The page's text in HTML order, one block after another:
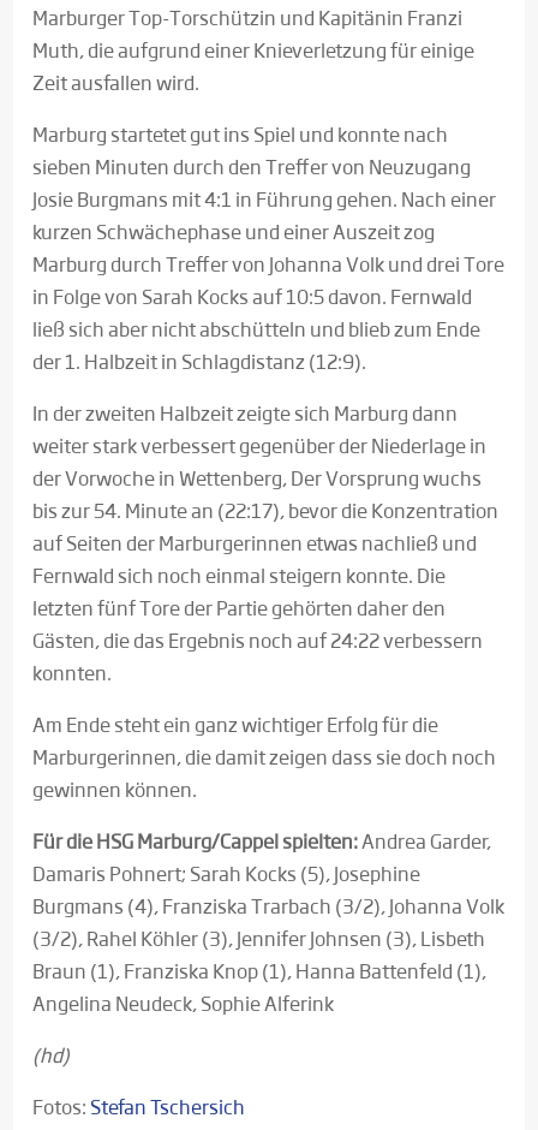
Marburger Top-Torschützin und Kapitänin Franzi
Muth, die aufgrund einer Knieverletzung für einige
Zeit ausfallen wird.
Marburg startetet gut ins Spiel und konnte nach
sieben Minuten durch den Treffer von Neuzugang
Josie Burgmans mit 4:1 in Führung gehen. Nach einer
kurzen Schwächephase und einer Auszeit zog
Marburg durch Treffer von Johanna Volk und drei Tore
in Folge von Sarah Kocks auf 10:5 davon. Fernwald
ließ sich aber nicht abschütteln und blieb zum Ende
der 1. Halbzeit in Schlagdistanz (12:9).
In der zweiten Halbzeit zeigte sich Marburg dann
weiter stark verbessert gegenüber der Niederlage in
der Vorwoche in Wettenberg, Der Vorsprung wuchs
bis zur 54. Minute an (22:17), bevor die Konzentration
auf Seiten der Marburgerinnen etwas nachließ und
Fernwald sich noch einmal steigern konnte. Die
letzten fünf Tore der Partie gehörten daher den
Gästen, die das Ergebnis noch auf 24:22 verbessern
konnten.
Am Ende steht ein ganz wichtiger Erfolg für die
Marburgerinnen, die damit zeigen dass sie doch noch
gewinnen können.
Für die HSG Marburg/Cappel spielten:Andrea Garder,
Damaris Pohnert; Sarah Kocks (5), Josephine
Burgmans (4), Franziska Trarbach (3/2), Johanna Volk
(3/2), Rahel Köhler (3), Jennifer Johnsen (3), Lisbeth
Braun (1), Franziska Knop (1), Hanna Battenfeld (1),
Angelina Neudeck, Sophie Alferink
(hd)
Fotos: Stefan Tschersich